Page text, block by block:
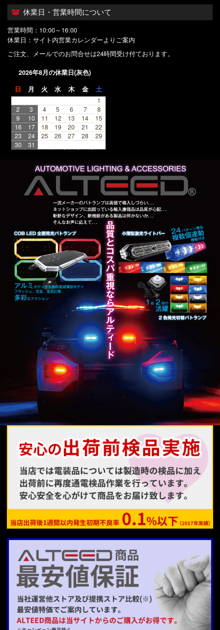
休業日・営業時間について
営業時間：10:00～16:00
休業日：サイト内営業カレンダーよりご案内
ご注文、メールでのお問合せは24時間受け付ております。
2026年8月の休業日(灰色)
日 月 火 水 木 金 土
1
2
3 4 5 6 7
8
9
10 11 12 13 14
15
16
17 18 19 20 21
22
23
24 25 26 27 28
29
30
31